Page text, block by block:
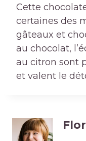
Cette
certaines des
gâteaux et
au chocolat,
au citron sont
et valent le